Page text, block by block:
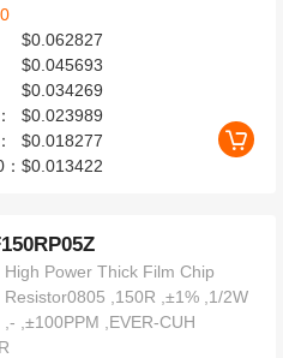
$0.062827
$0.045693
$0.034269
$0.023989
$0.018277
：$0.013422
High Power Thick Film Chip
Resistor0805 ,150R ,±1% ,1/2W
,- ,±100PPM ,EVER-CUH